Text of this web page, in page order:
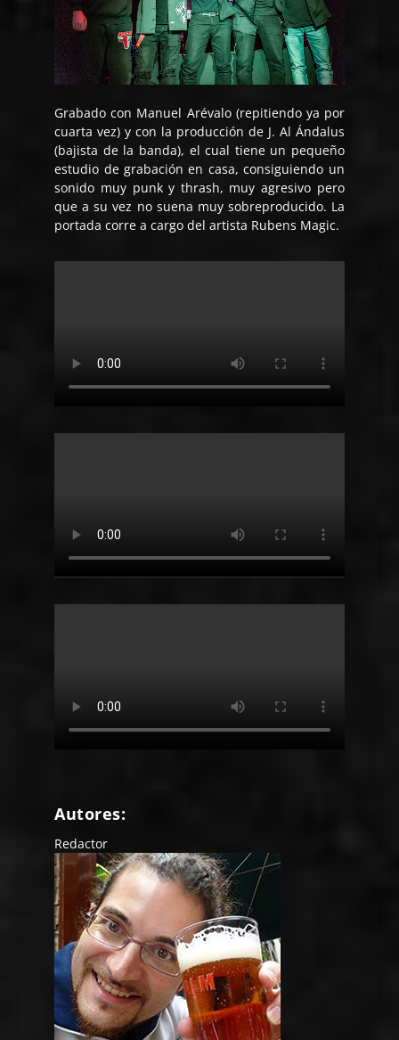
Grabado con Manuel Arévalo (repitiendo ya por
cuarta vez) y con la producción de J. Al Ándalus
(bajista de la banda), el cual tiene un pequeño
estudio de grabación en casa, consiguiendo un
sonido muy punk y thrash, muy agresivo pero
que a su vez no suena muy sobreproducido. La
portada corre a cargo del artista Rubens Magic.
Autores:
Redactor